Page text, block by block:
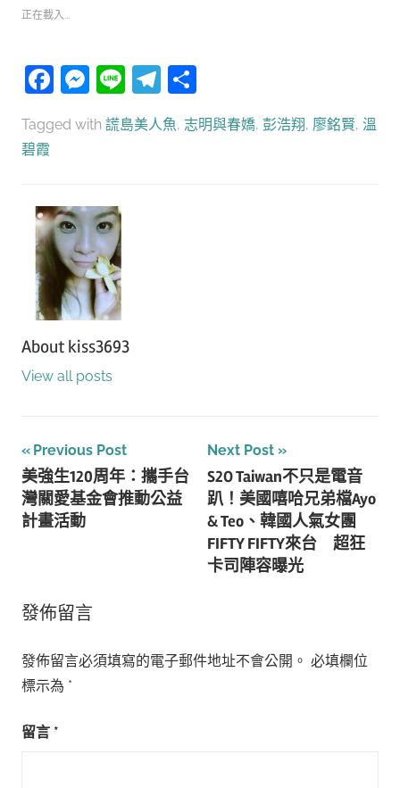
正在載入...
Facebook
Messenger
LineTelegram
Tagged with 謊島美人魚, 志明與春嬌, 彭浩翔, 廖銘賢, 溫
碧霞
About kiss3693
View all posts
文
章
導
Previous Post
美強生120周年：攜手台
灣關愛基金會推動公益
計畫活動
Next Post
S2O Taiwan不只是電音
趴！美國嘻哈兄弟檔Ayo
& Teo、韓國人氣女團
FIFTY FIFTY來台 超狂
卡司陣容曝光
發佈留言
發佈留言必須填寫的電子郵件地址不會公開。 必填欄位
標示為 *
留言 *